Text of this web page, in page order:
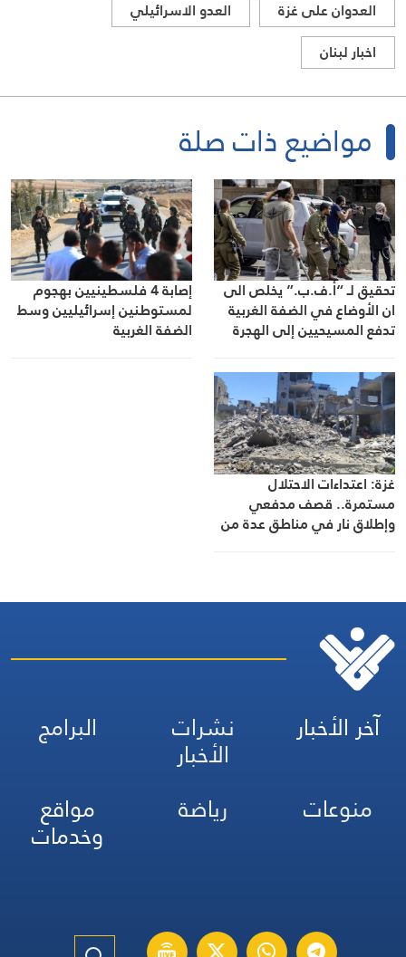
العدوان على غزة
العدو الاسرائيلي
اخبار لبنان
مواضيع ذات صلة
تحقيق لـ “أ.ف.ب.” يخلص الى
ان الأوضاع في الضفة الغربية
تدفع المسيحيين إلى الهجرة
إصابة 4 فلسطينيين بهجوم
لمستوطنين إسرائيليين وسط
الضفة الغربية
غزة: اعتداءات الاحتلال
مستمرة.. قصف مدفعي
وإطلاق نار في مناطق عدة من
آخر الأخبار نشرات
الأخبار
البرامج
منوعات
رياضة مواقع
وخدمات